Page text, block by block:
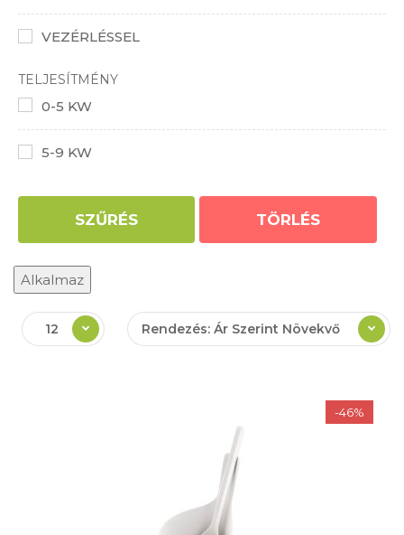
VEZÉRLÉSSEL
TELJESÍTMÉNY
0-5 KW
5-9 KW
SZŰRÉS TÖRLÉS
Alkalmaz
Rendezés: Ár Szerint Növekvő
12
-46%